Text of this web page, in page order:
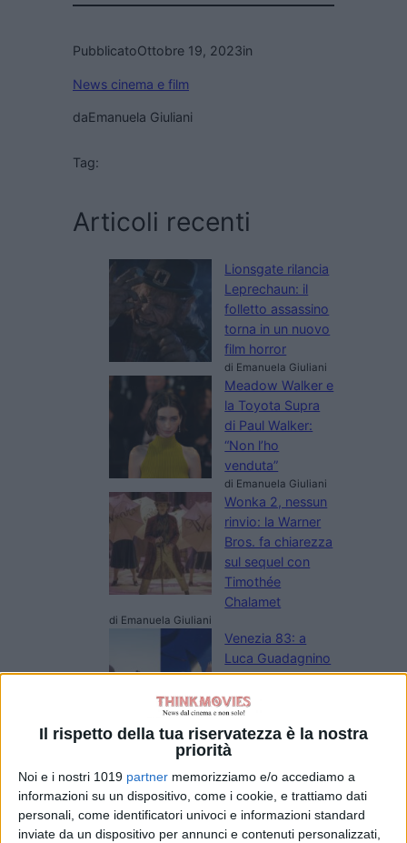
Il rispetto della tua riservatezza è la nostra
priorità
Noi e i nostri 1019 partner memorizziamo e/o accediamo a
informazioni su un dispositivo, come i cookie, e trattiamo dati
personali, come identificatori univoci e informazioni standard
inviate da un dispositivo per annunci e contenuti personalizzati,
PubblicatoOttobre 19, 2023in
News cinema e film
daEmanuela Giuliani
Tag:
Articoli recenti
Lionsgate rilancia
Leprechaun: il
folletto assassino
torna in un nuovo
film horror
di Emanuela Giuliani
Meadow Walker e
la Toyota Supra
di Paul Walker:
“Non l’ho
venduta”
di Emanuela Giuliani
Wonka 2, nessun
rinvio: la Warner
Bros. fa chiarezza
sul sequel con
Timothée
Chalamet
di Emanuela Giuliani
Venezia 83: a
Luca Guadagnino
il Cartier Glory to
the Filmmaker
2026
di La Redazione
Oceania, Dwayne
Johnson risponde
alle recensioni
negative
di Emanuela Giuliani